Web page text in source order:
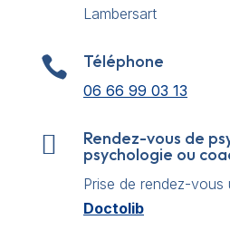
Lambersart
 Téléphone
06 66 99 03 13
 Rendez-vous de
psychologie ou
Prise de rendez-vous
Doctolib